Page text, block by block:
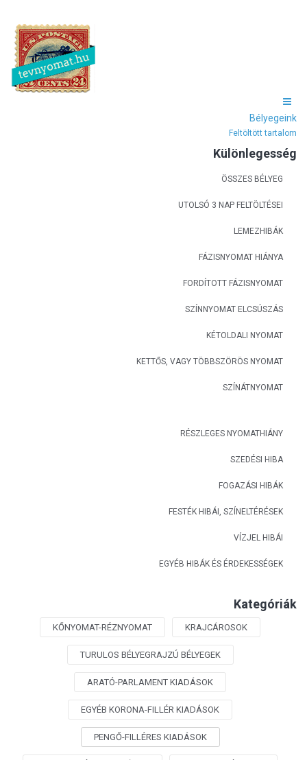
Bélyegeink
Feltöltött tartalom
Különlegesség
ÖSSZES BÉLYEG
UTOLSÓ 3 NAP FELTÖLTÉSEI
LEMEZHIBÁK
FÁZISNYOMAT HIÁNYA
FORDÍTOTT FÁZISNYOMAT
SZÍNNYOMAT ELCSÚSZÁS
KÉTOLDALI NYOMAT
KETTŐS, VAGY TÖBBSZÖRÖS NYOMAT
SZÍNÁTNYOMAT
RÉSZLEGES NYOMATHIÁNY
SZEDÉSI HIBA
FOGAZÁSI HIBÁK
FESTÉK HIBÁI, SZÍNELTÉRÉSEK
VÍZJEL HIBÁI
EGYÉB HIBÁK ÉS ÉRDEKESSÉGEK
Kategóriák
KŐNYOMAT-RÉZNYOMAT KRAJCÁROSOK
TURULOS BÉLYEGRAJZÚ BÉLYEGEK
ARATÓ-PARLAMENT KIADÁSOK
EGYÉB KORONA-FILLÉR KIADÁSOK
PENGŐ-FILLÉRES KIADÁSOK